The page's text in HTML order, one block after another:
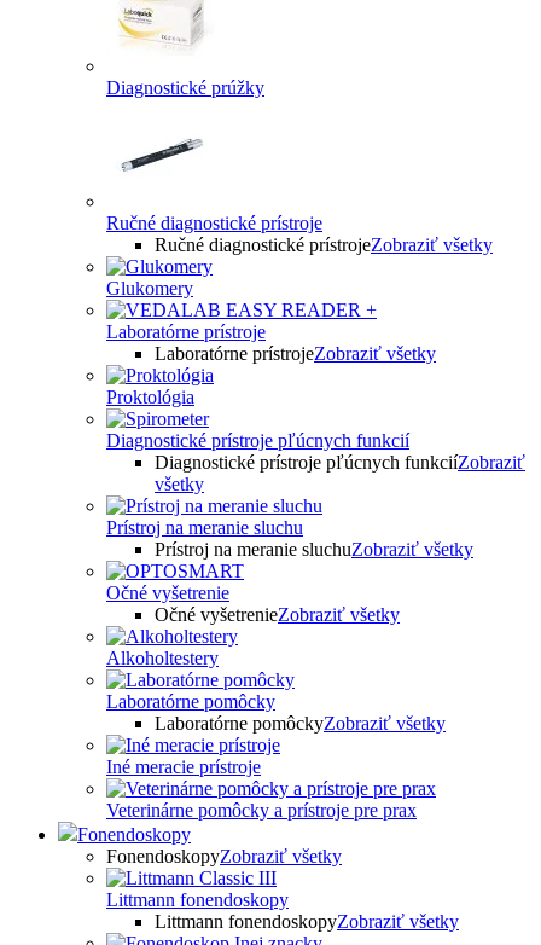
Diagnostické prúžky
Ručné diagnostické prístroje
Ručné diagnostické prístrojeZobraziť všetky
Glukomery
Laboratórne prístroje
Laboratórne prístrojeZobraziť všetky
Proktológia
Diagnostické prístroje pľúcnych funkcií
Diagnostické prístroje pľúcnych funkciíZobraziť
všetky
Prístroj na meranie sluchu
Prístroj na meranie sluchuZobraziť všetky
Očné vyšetrenie
Očné vyšetrenieZobraziť všetky
Alkoholtestery
Laboratórne pomôcky
Laboratórne pomôckyZobraziť všetky
Iné meracie prístroje
Veterinárne pomôcky a prístroje pre prax
Fonendoskopy
FonendoskopyZobraziť všetky
Littmann fonendoskopy
Littmann fonendoskopyZobraziť všetky